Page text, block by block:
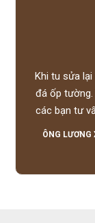
Khi tu sửa
đá ốp tường.
các bạn tư
ÔNG LƯƠNG